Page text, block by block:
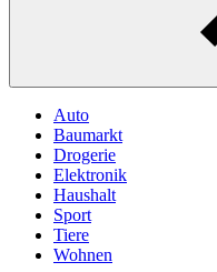
Auto
Baumarkt
Drogerie
Elektronik
Haushalt
Sport
Tiere
Wohnen